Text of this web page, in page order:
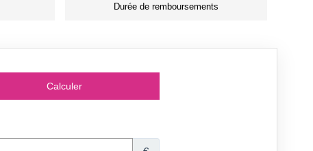
Durée de remboursements